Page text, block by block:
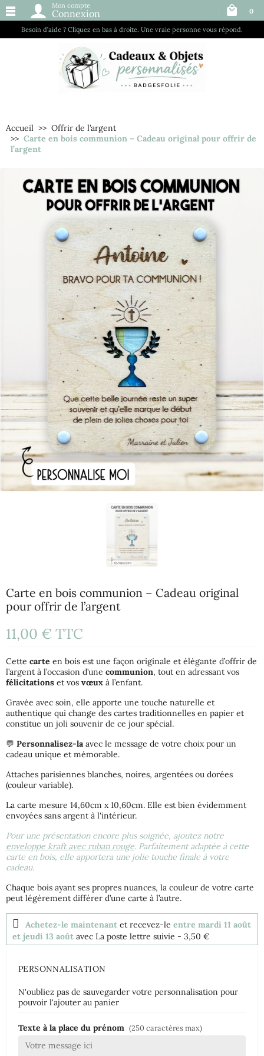
Besoin d’aide ? Cliquez en bas à droite. Une vraie personne vous répond.
Mon compte
Connexion 0
Accueil
Offrir de l’argent
Carte en bois communion – Cadeau original pour offrir de
l’argent
Carte en bois communion – Cadeau original
pour offrir de l’argent
11,00 € TTC
Cette carte en bois est une façon originale et élégante d’offrir de
l’argent à l’occasion d’une communion, tout en adressant vos
félicitations et vos vœux à l’enfant.
Gravée avec soin, elle apporte une touche naturelle et
authentique qui change des cartes traditionnelles en papier et
constitue un joli souvenir de ce jour spécial.
💬 Personnalisez-laavec le message de votre choix pour un
cadeau unique et mémorable.
Attaches parisiennes blanches, noires, argentées ou dorées
(couleur variable).
La carte mesure 14,60cm x 10,60cm. Elle est bien évidemment
envoyées sans argent à l'intérieur.
Pour une présentation encore plus soignée, ajoutez notre
enveloppe kraft avec ruban rouge. Parfaitement adaptée à cette
carte en bois, elle apportera une jolie touche finale à votre
cadeau.
Chaque bois ayant ses propres nuances, la couleur de votre carte
peut légèrement différer d’une carte à l’autre.
Achetez-le maintenant et recevez-le entre mardi 11 août
et jeudi 13 août avec La poste lettre suivie - 3,50 €
PERSONNALISATION
N'oubliez pas de sauvegarder votre personnalisation pour
pouvoir l'ajouter au panier
Texte à la place du prénom (250 caractères max)